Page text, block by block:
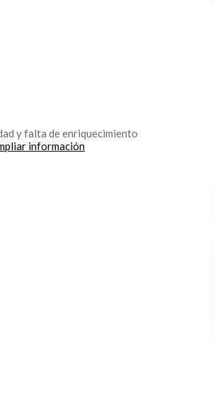
y falta de enriquecimiento
información